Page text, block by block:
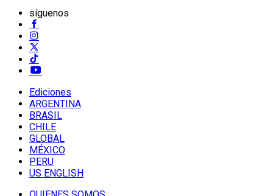
síguenos
Ediciones
ARGENTINA
BRASIL
CHILE
GLOBAL
MÉXICO
PERU
US ENGLISH